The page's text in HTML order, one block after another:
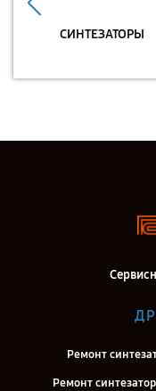
СИНТЕЗАТОРЫ
Ремонт
Ремонт